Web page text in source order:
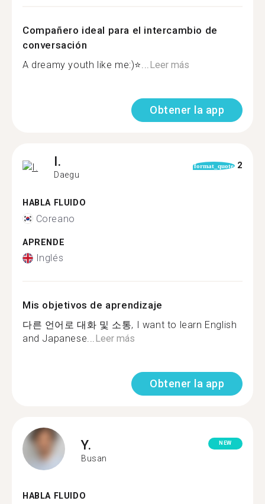
Compañero ideal para el intercambio de
conversación
A dreamy youth like me:)⭐...Leer más
Obtener la app
I.
Daegu
format_quote 2
HABLA FLUIDO
Coreano
APRENDE
Inglés
Mis objetivos de aprendizaje
다른 언어로 대화 및 소통, I want to learn English
and Japanese...Leer más
Obtener la app
Y.
Busan
NEW
HABLA FLUIDO